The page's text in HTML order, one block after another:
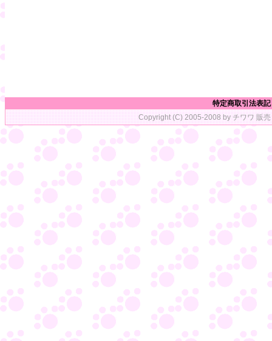
特定商取引法表記
Copyright (C) 2005-2008 by チワワ 販